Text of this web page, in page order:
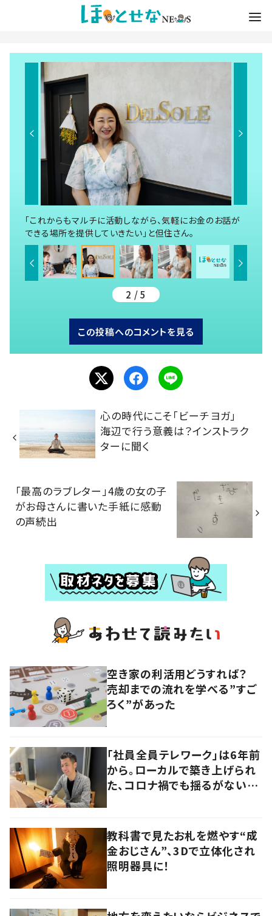
「これからもマルチに活動しながら、気軽にお金のお話が
できる場所を提供していきたい」と但住さん。
2 / 5
この投稿へのコメントを見る
心の時代にこそ「ビーチヨガ」
海辺で行う意義は？インストラク
ターに聞く
「最高のラブレター」4歳の女の子
がお母さんに書いた手紙に感動
の声続出
空き家の利活用どうすれば？
売却までの流れを学べる”すご
ろく”があった
「社員全員テレワーク」は6年前
から。ローカルで築き上げられ
た、コロナ禍でも揺るがないビ
教科書で見たお札を燃やす“成
金おじさん”、3Dで立体化され
照明器具に！